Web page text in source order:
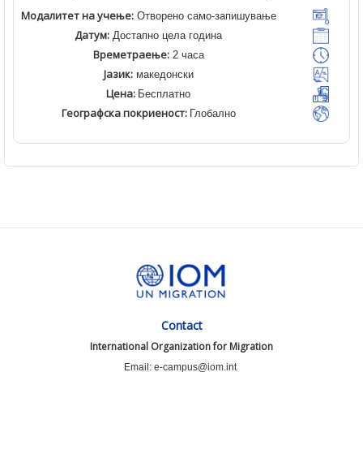
Модалитет на учење:Отворено само-запишување
Датум:Достапно цела година
Времетраење:
Јазик:македонски
Цена:Бесплатно
Географска покриеност:Глобално
Contact
International Organization for Migration
Email: e-campus@iom.int